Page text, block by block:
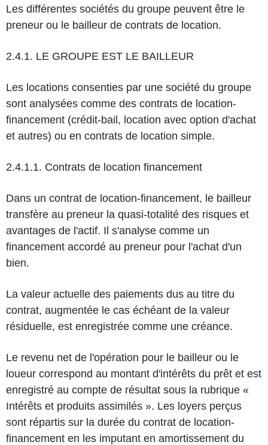
Les différentes sociétés du groupe peuvent être le
preneur ou le bailleur de contrats de location.
2.4.1. LE GROUPE EST LE BAILLEUR
Les locations consenties par une société du groupe
sont analysées comme des contrats de location-
financement (crédit-bail, location avec option d'achat
et autres) ou en contrats de location simple.
2.4.1.1. Contrats de location financement
Dans un contrat de location-financement, le bailleur
transfère au preneur la quasi-totalité des risques et
avantages de l'actif. Il s'analyse comme un
financement accordé au preneur pour l'achat d'un
bien.
La valeur actuelle des paiements dus au titre du
contrat, augmentée le cas échéant de la valeur
résiduelle, est enregistrée comme une créance.
Le revenu net de l'opération pour le bailleur ou le
loueur correspond au montant d'intérêts du prêt et est
enregistré au compte de résultat sous la rubrique «
Intérêts et produits assimilés ». Les loyers perçus
sont répartis sur la durée du contrat de location-
financement en les imputant en amortissement du